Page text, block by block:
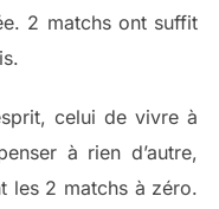
2 matchs ont suffit
celui de vivre à
à rien d’autre,
les 2 matchs à zéro.